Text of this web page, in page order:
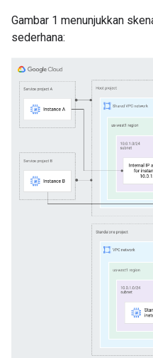
Gambar 1 menunjukkan
sederhana: